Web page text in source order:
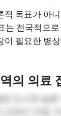
적 목표가 아
는 전국적으
이 필요한 병
의 의료
도시와 농
시(껀터 23명